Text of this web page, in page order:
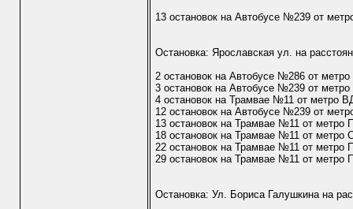
13 остановок на Автобусе №239 от
Остановка: Ярославская ул. на
2 остановок на Автобусе №286 от
3 остановок на Автобусе №239 от
4 остановок на Трамвае №11 от метро
12 остановок на Автобусе №239 от
13 остановок на Трамвае №11 от метро
18 остановок на Трамвае №11 от метро
22 остановок на Трамвае №11 от метро
29 остановок на Трамвае №11 от метро
Остановка: Ул. Бориса Галушкина на